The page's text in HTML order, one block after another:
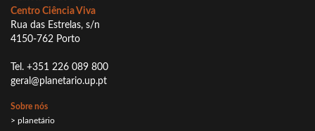
Centro Ciência Viva
Rua das Estrelas, s/n
4150-762 Porto
Tel. +351 226 089 800
geral@planetario.up.pt
Sobre nós
> planetário